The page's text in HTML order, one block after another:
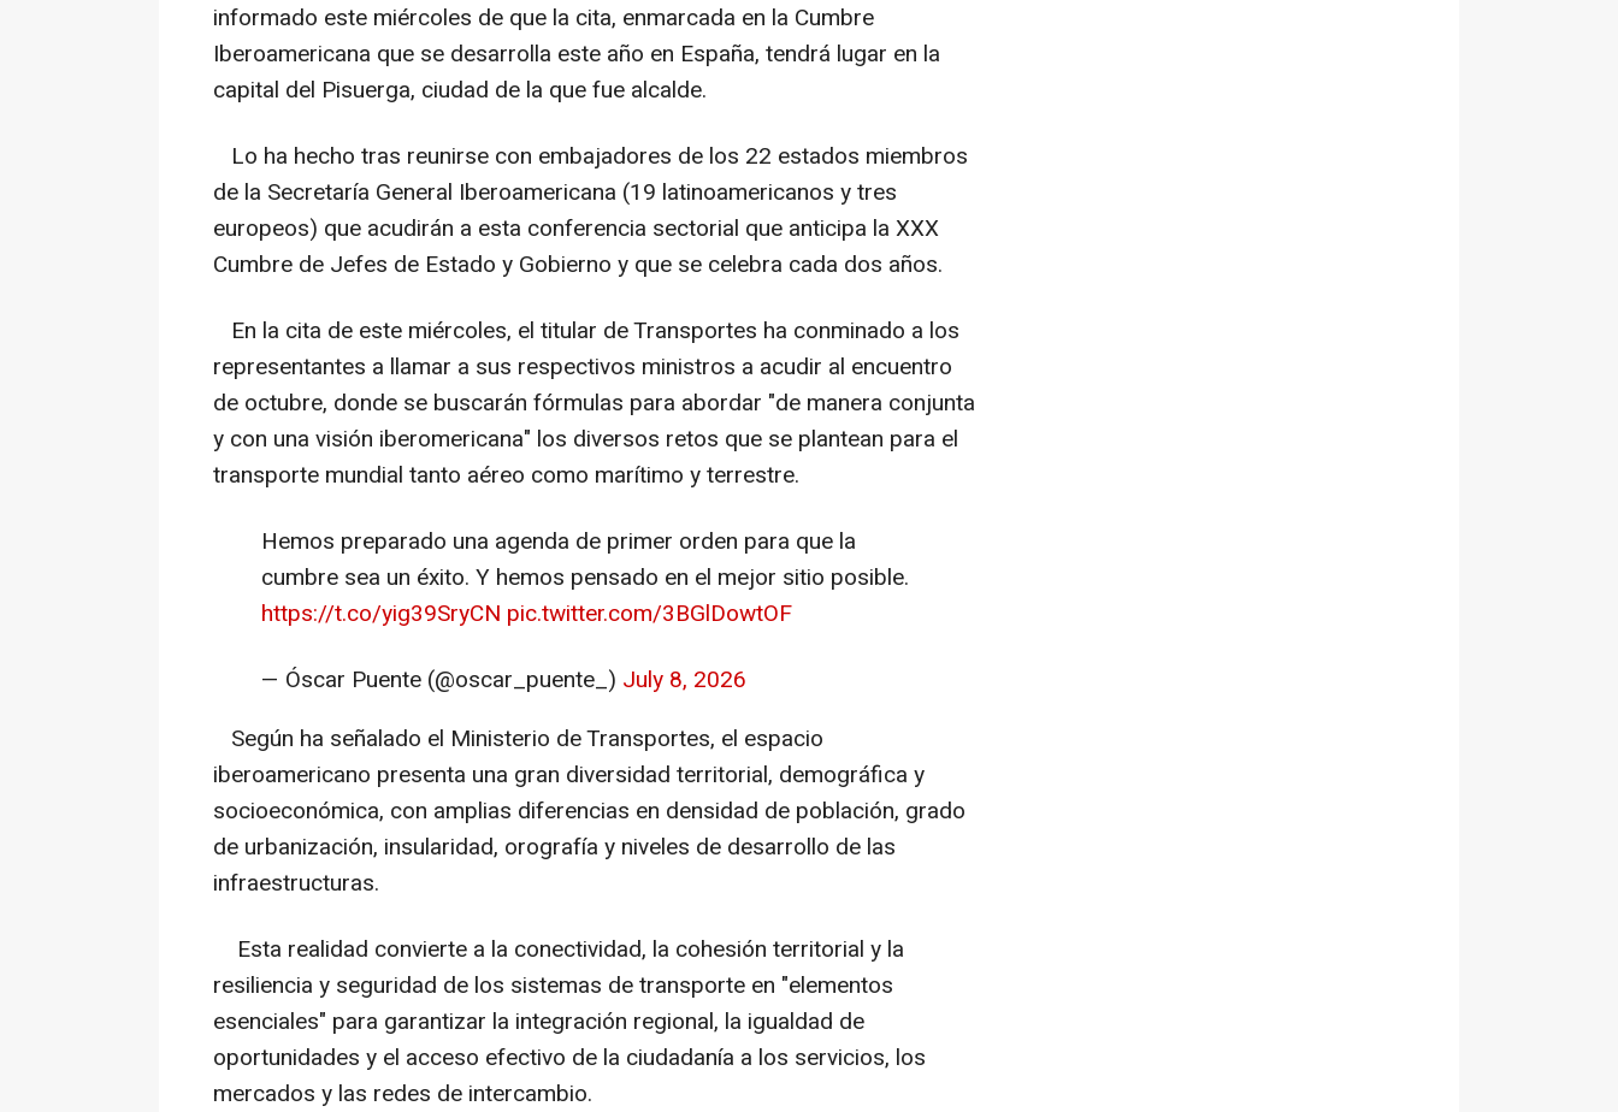
informado este miércoles de que la cita, enmarcada en la Cumbre
Iberoamericana que se desarrolla este año en España, tendrá lugar en la
capital del Pisuerga, ciudad de la que fue alcalde.
Lo ha hecho tras reunirse con embajadores de los 22 estados miembros
de la Secretaría General Iberoamericana (19 latinoamericanos y tres
europeos) que acudirán a esta conferencia sectorial que anticipa la XXX
Cumbre de Jefes de Estado y Gobierno y que se celebra cada dos años.
En la cita de este miércoles, el titular de Transportes ha conminado a los
representantes a llamar a sus respectivos ministros a acudir al encuentro
de octubre, donde se buscarán fórmulas para abordar "de manera conjunta
y con una visión iberomericana" los diversos retos que se plantean para el
transporte mundial tanto aéreo como marítimo y terrestre.
Hemos preparado una agenda de primer orden para que la
cumbre sea un éxito. Y hemos pensado en el mejor sitio posible.
https://t.co/yig39SryCN pic.twitter.com/3BGlDowtOF
— Óscar Puente (@oscar_puente_) July 8, 2026
Según ha señalado el Ministerio de Transportes, el espacio
iberoamericano presenta una gran diversidad territorial, demográfica y
socioeconómica, con amplias diferencias en densidad de población, grado
de urbanización, insularidad, orografía y niveles de desarrollo de las
infraestructuras.
Esta realidad convierte a la conectividad, la cohesión territorial y la
resiliencia y seguridad de los sistemas de transporte en "elementos
esenciales" para garantizar la integración regional, la igualdad de
oportunidades y el acceso efectivo de la ciudadanía a los servicios, los
mercados y las redes de intercambio.